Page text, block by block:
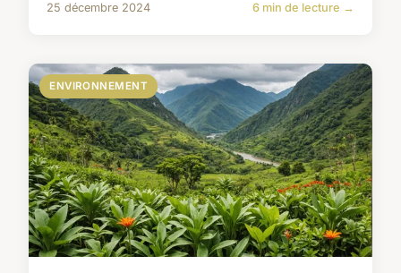
25 décembre 2024 6 min de lecture →
ENVIRONNEMENT